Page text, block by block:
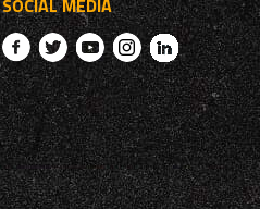
SOCIAL MEDIA